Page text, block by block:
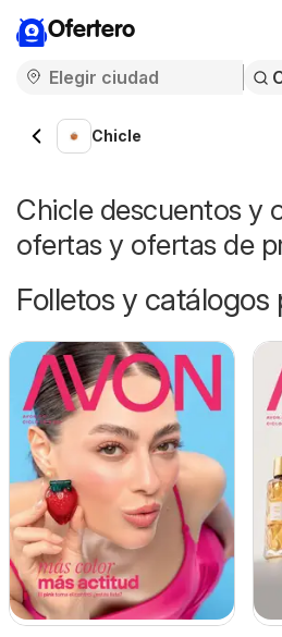
Ofertero
Chicle
Chicle descuentos y
ofertas y ofertas de
Folletos y catálogos